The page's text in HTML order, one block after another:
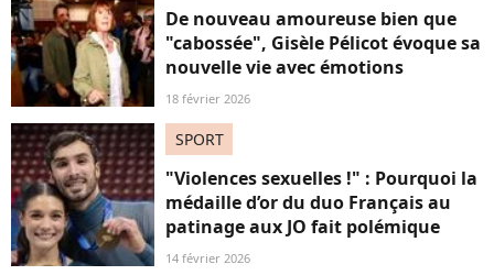
De nouveau amoureuse bien que
"cabossée", Gisèle Pélicot évoque sa
nouvelle vie avec émotions
18 février 2026
SPORT
"Violences sexuelles !" : Pourquoi la
médaille d’or du duo Français au
patinage aux JO fait polémique
14 février 2026